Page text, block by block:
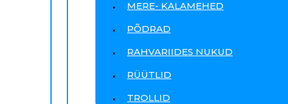
MERE- KALAMEHED
PÕDRAD
RAHVARIIDES NUKUD
RÜÜTLID
TROLLID